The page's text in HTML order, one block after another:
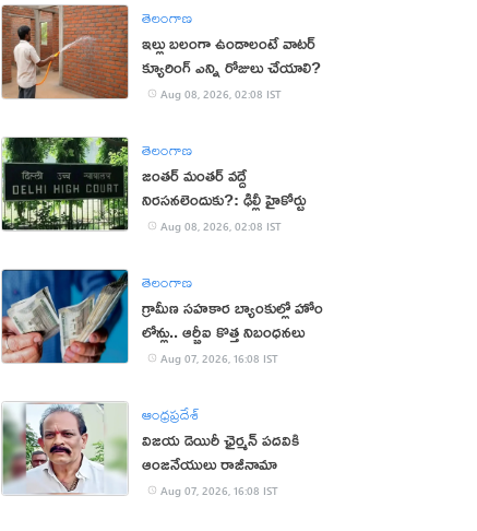
తెలంగాణ
ఇల్లు బలంగా ఉండాలంటే వాటర్
క్యూరింగ్ ఎన్ని రోజులు చేయాలి?
Aug 08, 2026, 02:08 IST
తెలంగాణ
జంతర్ మంతర్ వద్దే
నిరసనలెందుకు?: ఢిల్లీ హైకోర్టు
Aug 08, 2026, 02:08 IST
తెలంగాణ
గ్రామీణ సహకార బ్యాంకుల్లో హోం
లోన్లు.. ఆర్బీఐ కొత్త నిబంధనలు
Aug 07, 2026, 16:08 IST
ఆంధ్రప్రదేశ్
విజయ డెయిరీ ఛైర్మన్ పదవికి
ఆంజనేయులు రాజీనామా
Aug 07, 2026, 16:08 IST